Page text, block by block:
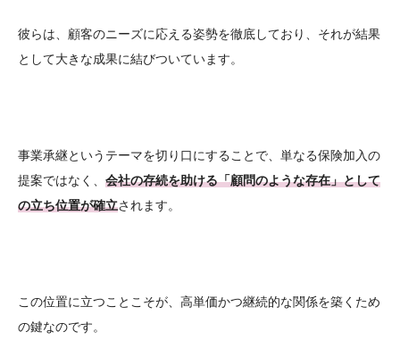
彼らは、顧客のニーズに応える姿勢を徹底しており、それが結果
として大きな成果に結びついています。
事業承継というテーマを切り口にすることで、単なる保険加入の
提案ではなく、 会社の存続を助ける「顧問のような存在」として
の立ち位置が確立されます。
この位置に立つことこそが、高単価かつ継続的な関係を築くため
の鍵なのです。